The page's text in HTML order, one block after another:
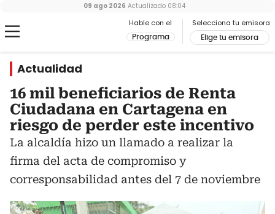
Hable con el
Programa
Selecciona tu emisora
Elige tu emisora
09 ago 2026 Actualizado 08:04
Actualidad
16 mil beneficiarios de Renta
Ciudadana en Cartagena en
riesgo de perder este incentivo
La alcaldía hizo un llamado a realizar la
firma del acta de compromiso y
corresponsabilidad antes del 7 de noviembre